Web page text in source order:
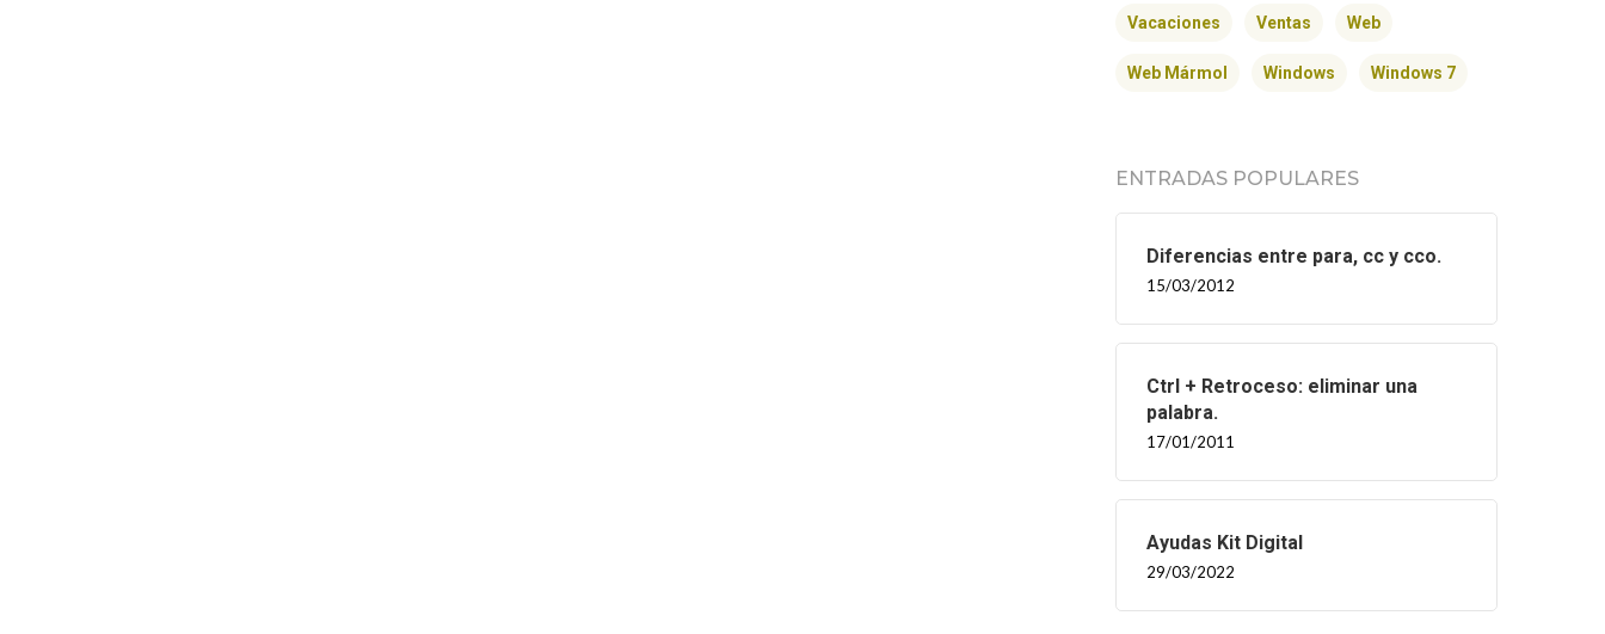
Vacaciones Ventas Web
Web Mármol Windows Windows 7
ENTRADAS POPULARES
Diferencias entre para, cc y cco.
15/03/2012
Ctrl + Retroceso: eliminar una
palabra.
17/01/2011
Ayudas Kit Digital
29/03/2022